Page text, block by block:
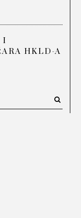
I
HKLD-A